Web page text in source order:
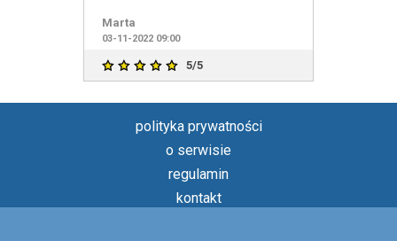
Marta
03-11-2022 09:00
5/5
polityka prywatności
o serwisie
regulamin
kontakt